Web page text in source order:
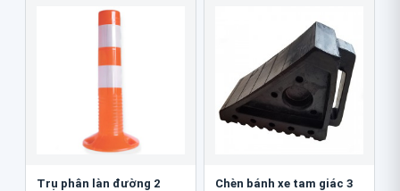
Trụ phân làn đường 2
Chèn bánh xe tam giác 3